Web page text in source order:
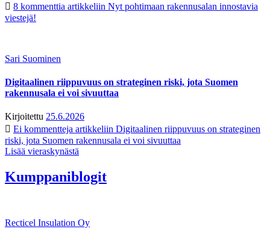
8 kommenttia artikkeliin Nyt pohtimaan rakennusalan innostavia
viestejä!
Sari Suominen
Digitaalinen riippuvuus on strateginen riski, jota Suomen
rakennusala ei voi sivuuttaa
Kirjoitettu 25.6.2026
Ei kommentteja artikkeliin Digitaalinen riippuvuus on strateginen
riski, jota Suomen rakennusala ei voi sivuuttaa
Lisää vieraskynästä
Kumppaniblogit
Recticel Insulation Oy